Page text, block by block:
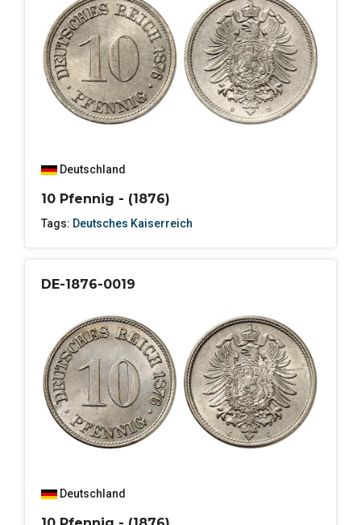
Deutschland
10 Pfennig - (1876)
Tags: Deutsches Kaiserreich
DE-1876-0019
Deutschland